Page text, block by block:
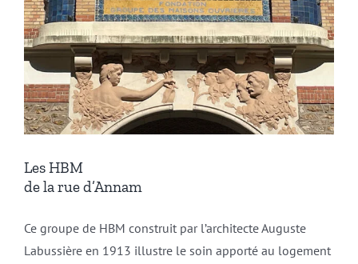
Les HBM
de la rue d’Annam
Ce groupe de HBM construit par l’architecte Auguste
Labussière en 1913 illustre le soin apporté au logement